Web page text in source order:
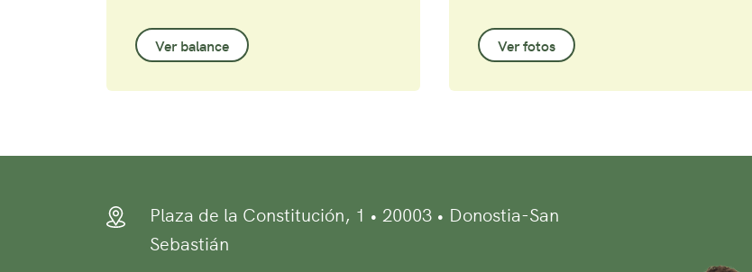
Ver balance Ver fotos
Plaza de la Constitución, 1 • 20003 • Donostia-San
Sebastián